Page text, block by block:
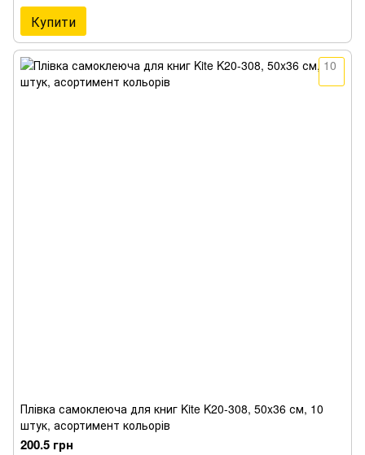
Купити
Плівка самоклеюча для книг Kite K20-308, 50x36 см, 10
штук, асортимент кольорів
200.5 грн